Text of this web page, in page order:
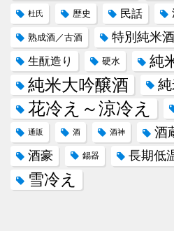
杜氏 歴史 民話
熟成酒／古酒 特別純米酒
生酛造り 硬水 純
純米大吟醸酒
花冷え～涼冷え
通販 酒 酒神 酒
酒豪 錫器 長期低
雪冷え